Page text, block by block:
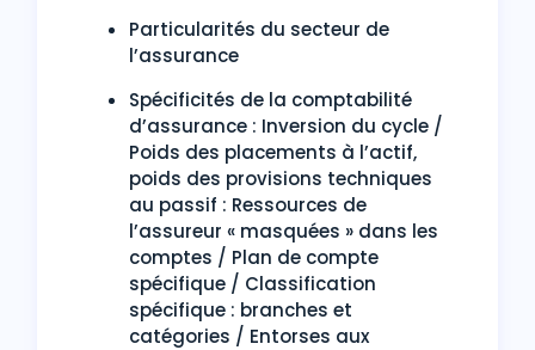
Particularités du secteur de
l’assurance
Spécificités de la comptabilité
d’assurance : Inversion du cycle /
Poids des placements à l’actif,
poids des provisions techniques
au passif : Ressources de
l’assureur « masquées » dans les
comptes / Plan de compte
spécifique / Classification
spécifique : branches et
catégories / Entorses aux